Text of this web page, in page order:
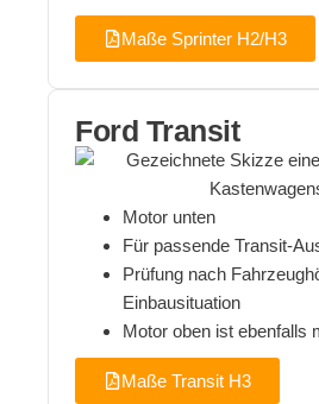
Maße Sprinter H2/H3
Ford Transit
Motor unten
Für passende Transit-
Prüfung nach
Einbausituation
Motor oben ist ebenfalls
Maße Transit H3